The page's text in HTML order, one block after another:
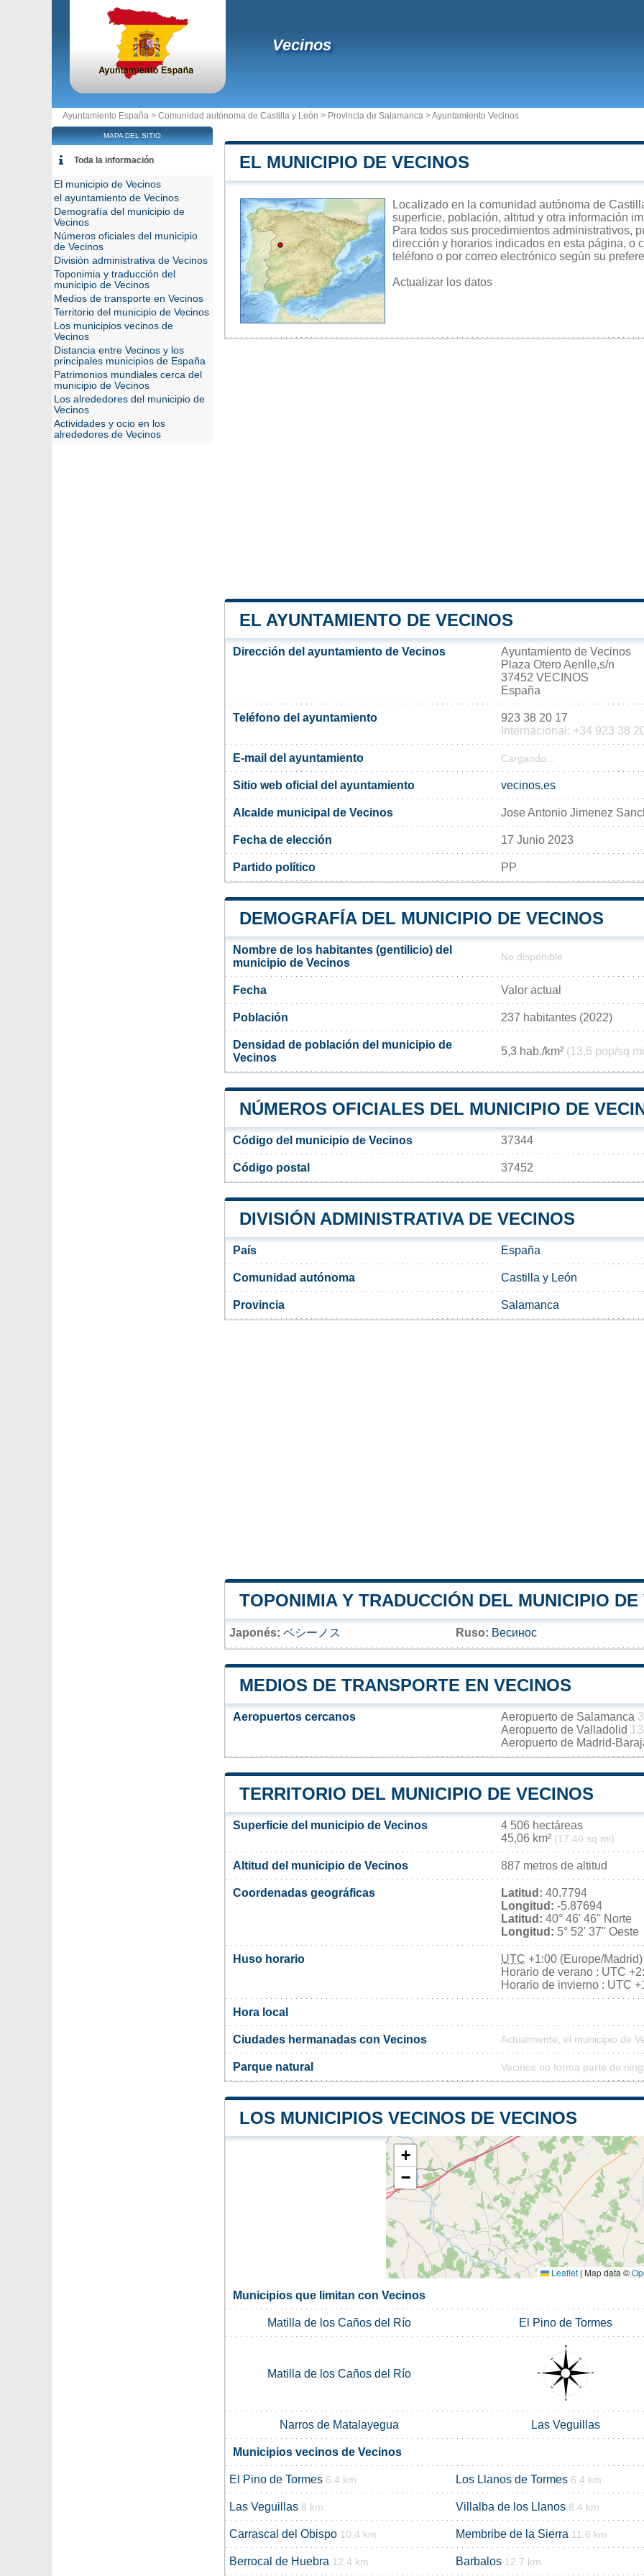
Vecinos
Ayuntamiento España > Comunidad autónoma de Castilla y León > Provincia de Salamanca >Ayuntamiento Vecinos
EL MUNICIPIO DE VECINOS
Localizado en la comunidad autónoma de
superficie, población, altitud y otra información
Para todos sus procedimientos administrativos,
dirección y horarios indicados en esta página, o
teléfono o por correo electrónico según su
Actualizar los datos
EL AYUNTAMIENTO DE VECINOS
Dirección del ayuntamiento de Vecinos
Ayuntamiento de Vecinos
Plaza Otero Aenlle,s/n
37452 VECINOS
España
Teléfono del ayuntamiento
923 38 20 17
Internacional: +34 923 38
E-mail del ayuntamiento Cargando...
Sitio web oficial del ayuntamiento vecinos.es
Alcalde municipal de Vecinos Jose Antonio Jimenez
Fecha de elección 17 Junio 2023
Partido político PP
DEMOGRAFÍA DEL MUNICIPIO DE VECINOS
Nombre de los habitantes (gentilicio) del
municipio de Vecinos
No disponible
Fecha Valor actual
Población 237 habitantes (2022)
Densidad de población del municipio de
Vecinos
5,3 hab./km² (13,6 pop/sq
NÚMEROS OFICIALES DEL MUNICIPIO DE
Código del municipio de Vecinos 37344
Código postal 37452
DIVISIÓN ADMINISTRATIVA DE VECINOS
País España
Comunidad autónoma Castilla y León
Provincia Salamanca
TOPONIMIA Y TRADUCCIÓN DEL MUNICIPIO DE
Japonés: ベシーノス Ruso: Весинос
MEDIOS DE TRANSPORTE EN VECINOS
Aeropuertos cercanos Aeropuerto de Salamanca
Aeropuerto de Valladolid
Aeropuerto de Madrid-
TERRITORIO DEL MUNICIPIO DE VECINOS
Superficie del municipio de Vecinos
4 506 hectáreas
45,06 km² (17,40 sq mi)
Altitud del municipio de Vecinos 887 metros de altitud
Coordenadas geográficas Latitud: 40.7794
Longitud: -5.87694
Latitud: 40° 46' 46'' Norte
Longitud: 5° 52' 37'' Oeste
Huso horario UTC +1:00 (Europe/Madrid)
Horario de verano : UTC
Horario de invierno : UTC
Hora local
Ciudades hermanadas con Vecinos Actualmente, el municipio de
Parque natural Vecinos no forma parte de
LOS MUNICIPIOS VECINOS DE VECINOS
+
−
Leaflet | Map data ©
Municipios que limitan con Vecinos
Matilla de los Caños del Río El Pino de Tormes
Matilla de los Caños del Río
Narros de Matalayegua Las Veguillas
Municipios vecinos de Vecinos
El Pino de Tormes 6.4 km Los Llanos de Tormes 6.4 km
Las Veguillas 8 km Villalba de los Llanos 8.4 km
Carrascal del Obispo 10.4 km Membribe de la Sierra 11.6 km
Berrocal de Huebra 12.4 km Barbalos 12.7 km
MAPA DEL SITIO
Toda la información
El municipio de Vecinos
el ayuntamiento de Vecinos
Demografía del municipio de
Vecinos
Números oficiales del municipio
de Vecinos
División administrativa de Vecinos
Toponimia y traducción del
municipio de Vecinos
Medios de transporte en Vecinos
Territorio del municipio de Vecinos
Los municipios vecinos de
Vecinos
Distancia entre Vecinos y los
principales municipios de España
Patrimonios mundiales cerca del
municipio de Vecinos
Los alrededores del municipio de
Vecinos
Actividades y ocio en los
alrededores de Vecinos